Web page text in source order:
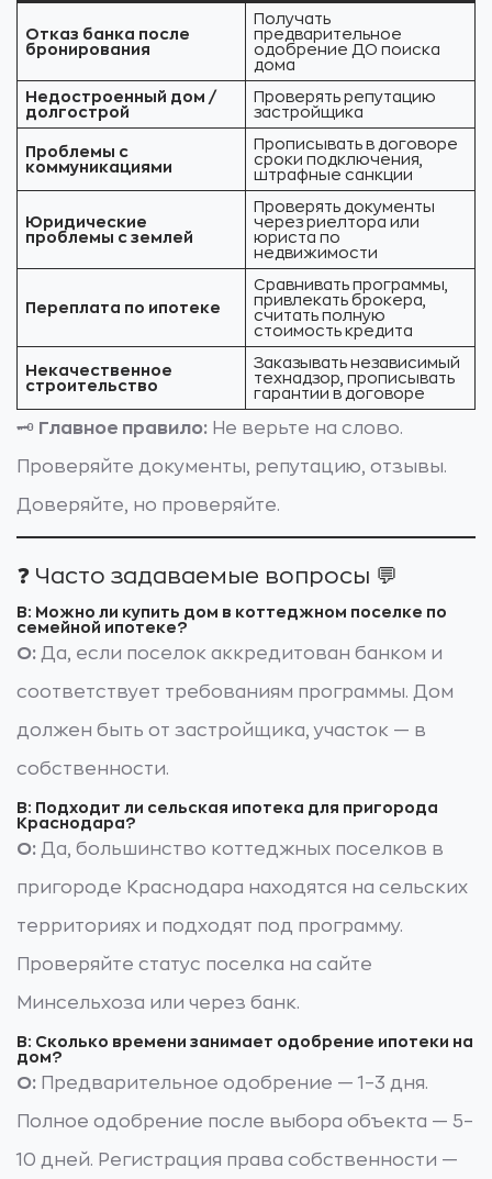
Отказ банка после
бронирования
Получать
предварительное
одобрение ДО поиска
дома
Недостроенный дом /
долгострой
Проверять репутацию
застройщика
Проблемы с
коммуникациями
Прописывать в договоре
сроки подключения,
штрафные санкции
Юридические
проблемы с землей
Проверять документы
через риелтора или
юриста по
недвижимости
Переплата по ипотеке
Сравнивать программы,
привлекать брокера,
считать полную
стоимость кредита
Некачественное
строительство
Заказывать независимый
технадзор, прописывать
гарантии в договоре
🗝️ Главное правило: Не верьте на слово.
Проверяйте документы, репутацию, отзывы.
Доверяйте, но проверяйте.
❓ Часто задаваемые вопросы 💬
В: Можно ли купить дом в коттеджном поселке по
семейной ипотеке?
О: Да, если поселок аккредитован банком и
соответствует требованиям программы. Дом
должен быть от застройщика, участок — в
собственности.
В: Подходит ли сельская ипотека для пригорода
Краснодара?
О: Да, большинство коттеджных поселков в
пригороде Краснодара находятся на сельских
территориях и подходят под программу.
Проверяйте статус поселка на сайте
Минсельхоза или через банк.
В: Сколько времени занимает одобрение ипотеки на
дом?
О: Предварительное одобрение — 1–3 дня.
Полное одобрение после выбора объекта — 5–
10 дней. Регистрация права собственности —